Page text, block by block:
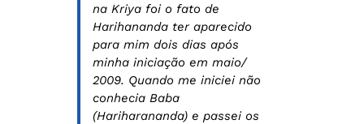
na Kriya foi o fato de
Harihananda ter aparecido
para mim dois dias após
minha iniciação em maio/
2009. Quando me iniciei não
conhecia Baba
(Hariharananda) e passei os